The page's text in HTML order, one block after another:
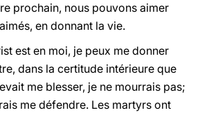
prochain, nous pouvons aimer
en donnant la vie.
est en moi, je peux me donner
dans la certitude intérieure que
me blesser, je ne mourrais pas;
me défendre. Les martyrs ont